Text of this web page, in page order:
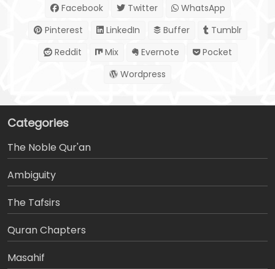
Facebook Twitter
WhatsApp
Pinterest
LinkedIn Buffer
Tumblr
Reddit
Mix Evernote
Pocket
Wordpress
Categories
The Noble Qur'an
Ambiguity
The Tafsirs
َQuran Chapters
Masahif